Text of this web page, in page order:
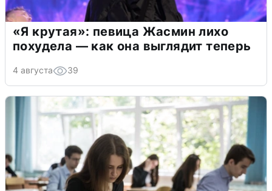
«Я крутая»: певица Жасмин лихо
похудела — как она выглядит теперь
4 августа 39